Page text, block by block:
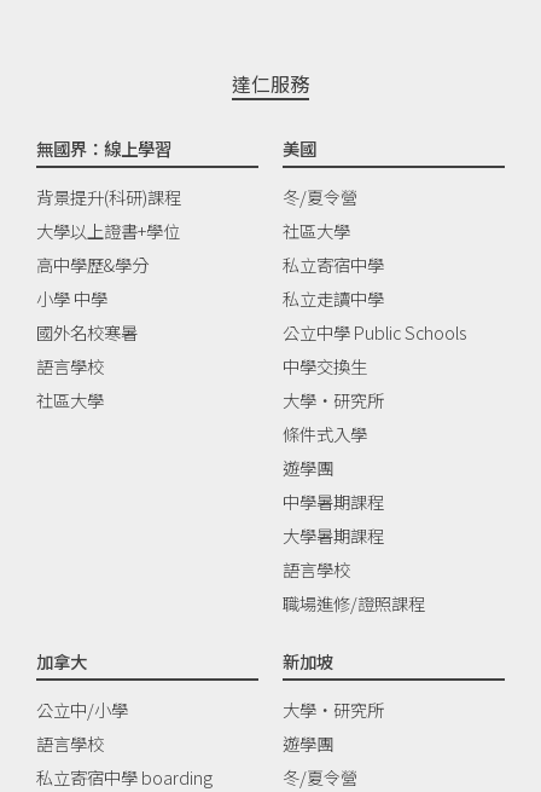
達仁服務
無國界：線上學習
背景提升(科研)課程
大學以上證書+學位
高中學歷&學分
小學 中學
國外名校寒暑
語言學校
社區大學
美國
冬/夏令營
社區大學
私立寄宿中學
私立走讀中學
公立中學 Public Schools
中學交換生
大學‧研究所
條件式入學
遊學團
中學暑期課程
大學暑期課程
語言學校
職場進修/證照課程
加拿大
公立中/小學
語言學校
私立寄宿中學 boarding
新加坡
大學‧研究所
遊學團
冬/夏令營